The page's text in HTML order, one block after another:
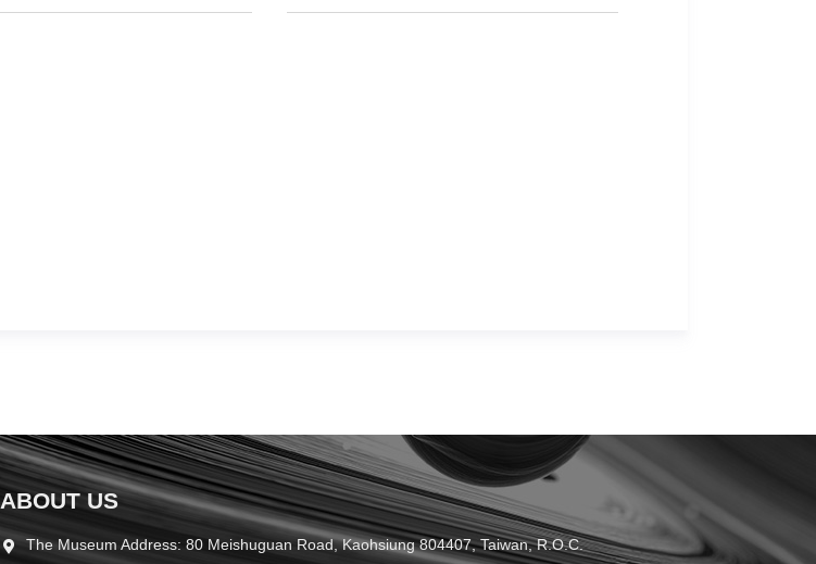
ABOUT US
The Museum Address: 80 Meishuguan Road, Kaohsiung 804407, Taiwan, R.O.C.